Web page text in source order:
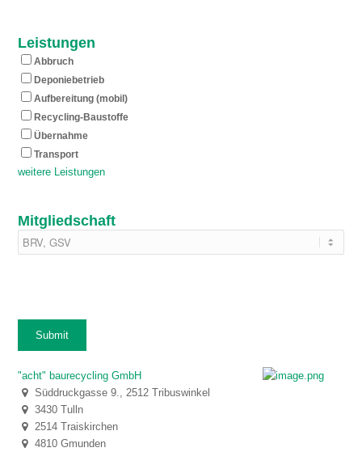
Leistungen
Abbruch
Deponiebetrieb
Aufbereitung (mobil)
Recycling-Baustoffe
Übernahme
Transport
weitere Leistungen
Mitgliedschaft
"acht" baurecycling GmbH
Süddruckgasse 9., 2512 Tribuswinkel
3430 Tulln
2514 Traiskirchen
4810 Gmunden